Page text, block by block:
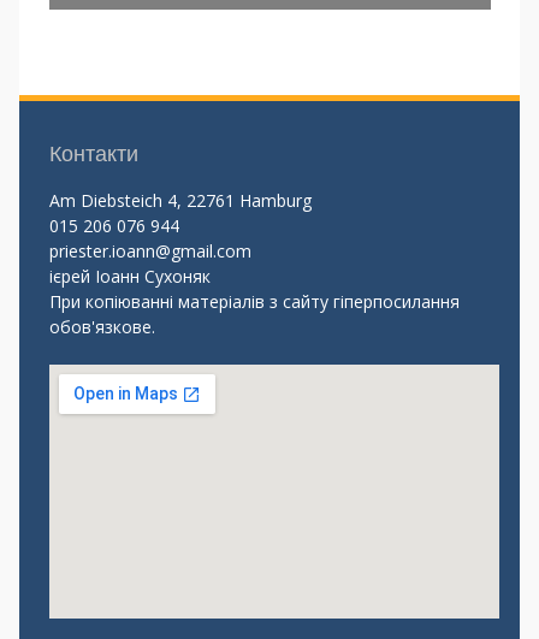
Контакти
Am Diebsteich 4, 22761 Hamburg
015 206 076 944
priester.ioann@gmail.com
ієрей Іоанн Сухоняк
При копіюванні матеріалів з сайту гіперпосилання
обов'язкове.